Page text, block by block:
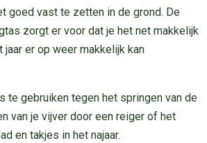
goed vast te zetten in de grond. De
zorgt er voor dat je het net makkelijk
jaar er op weer makkelijk kan
te gebruiken tegen het springen van de
van je vijver door een reiger of het
en takjes in het najaar.